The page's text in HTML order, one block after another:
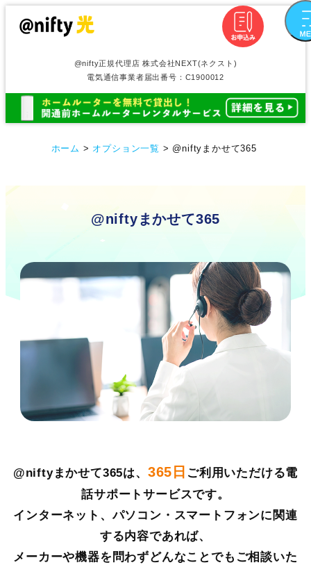
@nifty正規代理店 株式会社NEXT(ネクスト)
電気通信事業者届出番号：C1900012
ホーム > オプション一覧 > @niftyまかせて365
@niftyまかせて365
@niftyまかせて365は、 365日 ご利用いただける電
話サポートサービスです。
インターネット、パソコン・スマートフォンに関連
する内容であれば、
メーカーや機器を問わずどんなことでもご相談いた